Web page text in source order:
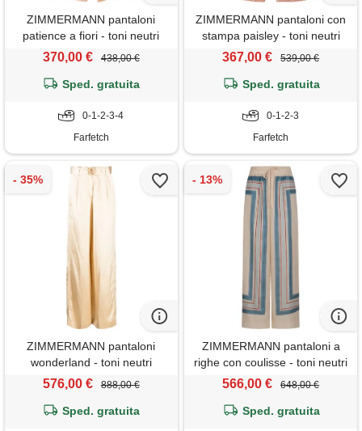
ZIMMERMANN pantaloni
patience a fiori - toni neutri
370,00 € 438,00 €
Sped. gratuita
0-1-2-3-4
Farfetch
ZIMMERMANN pantaloni con
stampa paisley - toni neutri
367,00 € 539,00 €
Sped. gratuita
0-1-2-3
Farfetch
ZIMMERMANN pantaloni
wonderland - toni neutri
576,00 € 888,00 €
Sped. gratuita
ZIMMERMANN pantaloni a
righe con coulisse - toni neutri
566,00 € 648,00 €
Sped. gratuita